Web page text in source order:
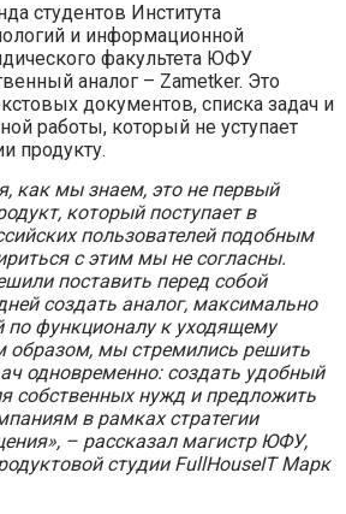
студентов Института
и информационной
факультета ЮФУ
аналог – Zametker. Это
документов, списка задач и
работы, который не уступает
продукту.
как мы знаем, это не первый
который поступает в
пользователей подобным
с этим мы не согласны.
поставить перед собой
создать аналог, максимально
функционалу к уходящему
образом, мы стремились решить
одновременно: создать удобный
собственных нужд и предложить
в рамках стратегии
– рассказал магистр ЮФУ,
студии FullHouseIT Марк